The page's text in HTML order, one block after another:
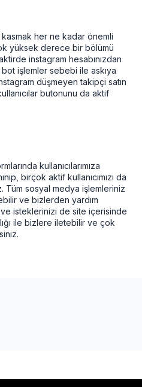
her ne kadar önemli
yüksek derece bir bölümü
instagram hesabınızdan
bot işlemler sebebi ile askıya
düşmeyen takipçi satın
butonunu da aktif
kullanıcılarımıza
birçok aktif kullanıcımızı da
Tüm sosyal medya işlemleriniz
ve bizlerden yardım
ve isteklerinizi de site içerisinde
ile bizlere iletebilir ve çok